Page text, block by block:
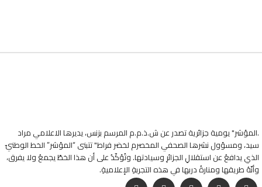
.المؤشر" يومية جزائرية تصدر عن ش.ذ.م.م المرسم بزنس، يديرها الاعلامي مراد
سيد، ومسؤول نشرها الصحفي المخصرم لخضر فراط" تتبنى “المؤشر” الخط الوطنيّ
الذي يدافعُ عن استقلالِ الجزائرِ وسيادتها. وتُؤكّدُ على أن هذا الخطّ يجمعُ ولا يفرق،
وأنّهُ طريقها ومنارةُ دربها في هذه التجربةِ الإعلاميةِ.